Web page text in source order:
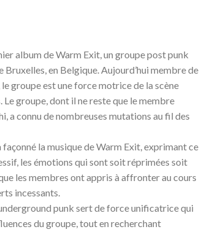
album de Warm Exit, un groupe post punk
en Belgique. Aujourd’hui membre de
le groupe est une force motrice de la scène
Le groupe, dont il ne reste que le membre
a connu de nombreuses mutations au fil des
la musique de Warm Exit, exprimant ce
les émotions qui sont soit réprimées soit
les membres ont appris à affronter au cours
incessants.
punk sert de force unificatrice qui
du groupe, tout en recherchant